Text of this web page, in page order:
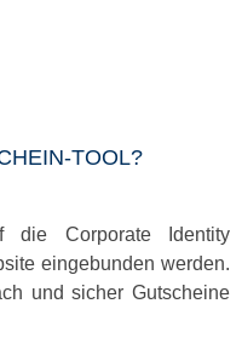
TOOL?
die Corporate Identity
eingebunden werden.
und sicher Gutscheine